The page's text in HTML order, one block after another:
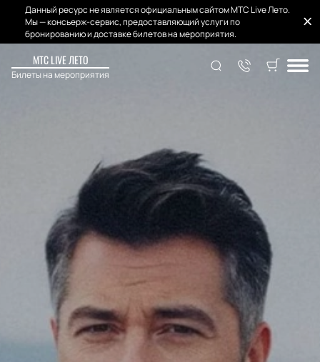
Данный ресурс не является официальным сайтом МТС Live Лето.
Мы — консьерж-сервис, предоставляющий услуги по
бронированию и доставке билетов на мероприятия.
МТС LIVE ЛЕТО
Билеты на мероприятия